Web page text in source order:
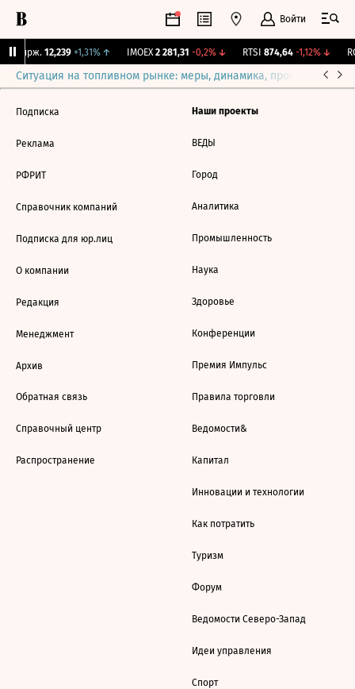
Войти
Бирж. 12,239 +1,31%↑ IMOEX 2 281,31 -0,2%↓ RTSI 874,64 -1,12%↓
Ситуация на топливном рынке: меры, динамика, прогнозы
Подписка
Реклама
РФРИТ
Справочник компаний
Подписка для юр.лиц
О компании
Редакция
Менеджмент
Архив
Обратная связь
Справочный центр
Распространение
Наши проекты
ВЕДЫ
Город
Аналитика
Промышленность
Наука
Здоровье
Конференции
Премия Импульс
Правила торговли
Ведомости&
Капитал
Инновации и технологии
Как потратить
Туризм
Форум
Ведомости Северо-Запад
Идеи управления
Спорт